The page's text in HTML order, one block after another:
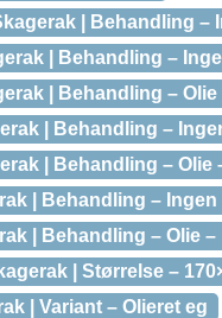
| Behandling –
| Behandling –
| Behandling –
| Behandling –
| Behandling –
| Behandling –
| Behandling – Olie
| Størrelse –
| Variant – Olieret eg